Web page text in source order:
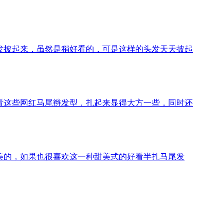
起来，虽然是稍好看的，可是这样的头发天天披起
些网红马尾辫发型，扎起来显得大方一些，同时还
，如果也很喜欢这一种甜美式的好看半扎马尾发